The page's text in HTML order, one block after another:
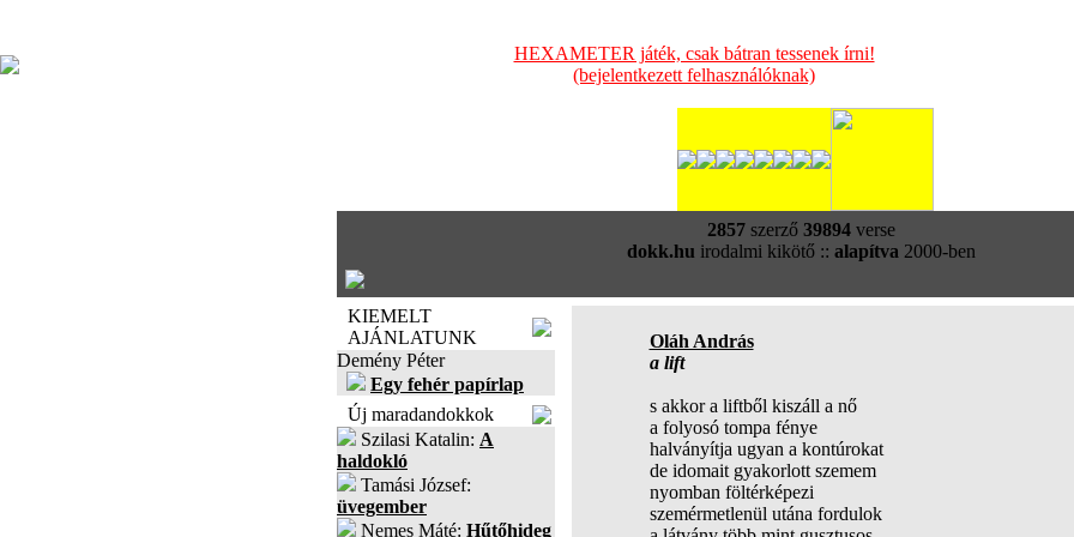
HEXAMETER játék, csak bátran tessenek írni!
(bejelentkezett felhasználóknak)
2857szerző 39894verse
dokk.hu irodalmi kikötő :: alapítva 2000-ben
KIEMELT
AJÁNLATUNK
Demény Péter
Egy fehér papírlap
Új maradandokkok
Szilasi Katalin: A
haldokló
Tamási József:
üvegember
Nemes Máté: Hűtőhideg
Oláh András
a lift
s akkor a liftből kiszáll a nő
a folyosó tompa fénye
halványítja ugyan a kontúrokat
de idomait gyakorlott szemem
nyomban föltérképezi
szemérmetlenül utána fordulok